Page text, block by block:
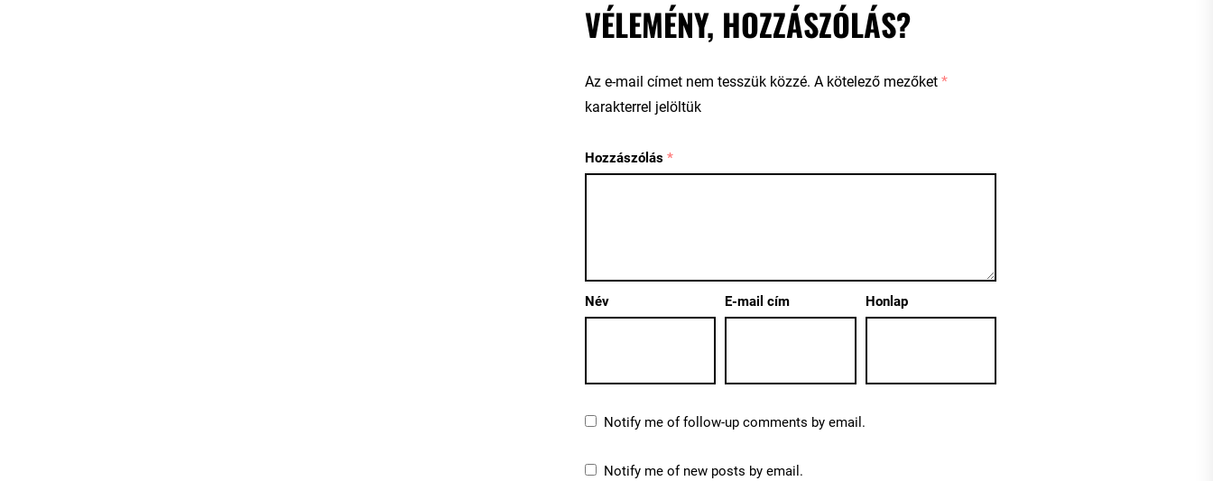
VÉLEMÉNY, HOZZÁSZÓLÁS?
Az e-mail címet nem tesszük közzé. A kötelező mezőket *
karakterrel jelöltük
Hozzászólás *
Név E-mail cím Honlap
Notify me of follow-up comments by email.
Notify me of new posts by email.